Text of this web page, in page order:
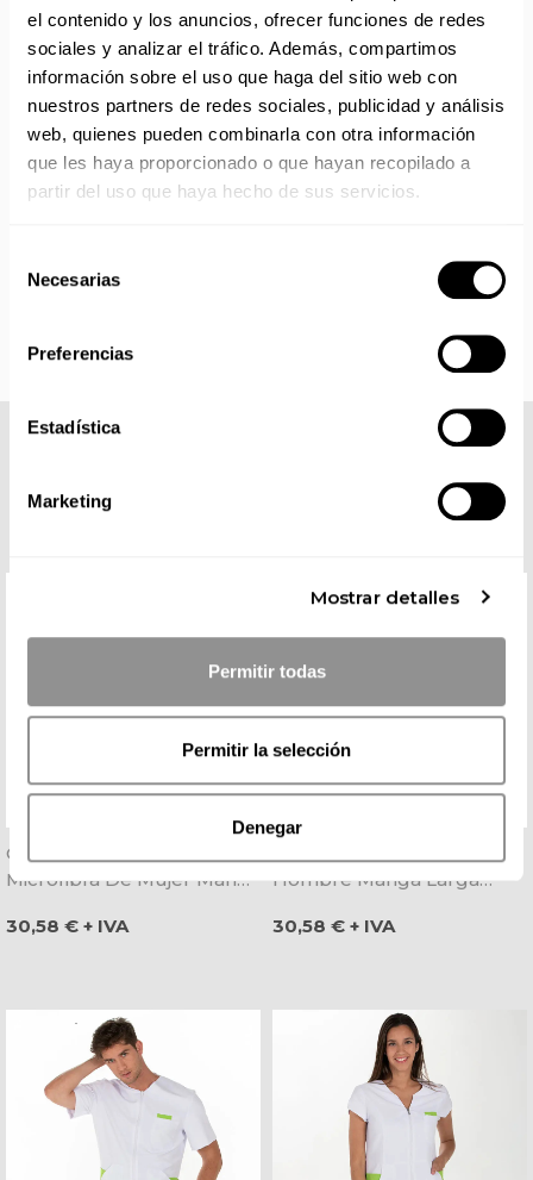
el contenido y los anuncios, ofrecer funciones de redes
sociales y analizar el tráfico. Además, compartimos
información sobre el uso que haga del sitio web con
nuestros partners de redes sociales, publicidad y análisis
web, quienes pueden combinarla con otra información
que les haya proporcionado o que hayan recopilado a
partir del uso que haya hecho de sus servicios.
Necesarias
Preferencias
Estadística
Marketing
Mostrar detalles
Permitir todas
Permitir la selección
Denegar
No realizamos envíos del 10 al 21 de agosto.
Reanudamos envíos el día 24 de agosto para productos
con disponibilidad 24/48 horas.
Si adquieres productos con distinto plazo de entrega, el
pedido se envía cuando está completo.
Los productos sin disponibilidad 24 horas serán servidos a
partir de la fecha indicada en cada producto según fábrica.
reanudan las personalizaciones por orden de compra a
partir de septiembre.
COMPLETA TU LOOK
Chaqueta Laboral
Microfibra De Mujer Manga
Dyneke
Precio
30,58 € + IVA
Hombre Manga Larga
Precio
30,58 € + IVA